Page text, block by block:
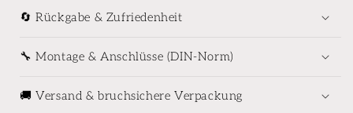
🔄 Rückgabe & Zufriedenheit
🔧 Montage & Anschlüsse (DIN-Norm)
🚚 Versand & bruchsichere Verpackung